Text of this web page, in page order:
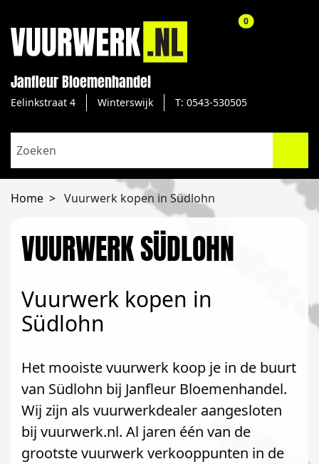
Janfleur Bloemenhandel
Eelinkstraat 4 Winterswijk T: 0543-530505
0aantal
Home Vuurwerk kopen in Südlohn
VUURWERK SÜDLOHN
Vuurwerk kopen in
Südlohn
Het mooiste vuurwerk koop je in de buurt
van Südlohn bij Janfleur Bloemenhandel.
Wij zijn als vuurwerkdealer aangesloten
bij vuurwerk.nl. Al jaren één van de
grootste vuurwerk verkooppunten in de